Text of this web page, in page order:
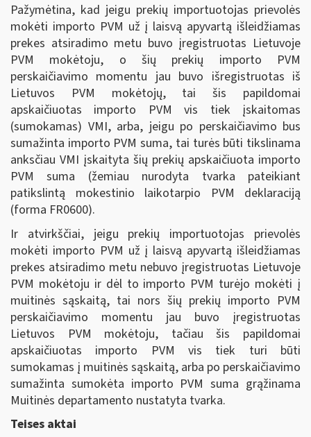
Pažymėtina, kad jeigu prekių importuotojas prievolės
mokėti importo PVM už į laisvą apyvartą išleidžiamas
prekes atsiradimo metu buvo įregistruotas Lietuvoje
PVM mokėtoju, o šių prekių importo PVM
perskaičiavimo momentu jau buvo išregistruotas iš
Lietuvos PVM mokėtojų, tai šis papildomai
apskaičiuotas importo PVM vis tiek įskaitomas
(sumokamas) VMI, arba, jeigu po perskaičiavimo bus
sumažinta importo PVM suma, tai turės būti tikslinama
anksčiau VMI įskaityta šių prekių apskaičiuota importo
PVM suma (žemiau nurodyta tvarka pateikiant
patikslintą mokestinio laikotarpio PVM deklaraciją
(forma FR0600).
Ir atvirkščiai, jeigu prekių importuotojas prievolės
mokėti importo PVM už į laisvą apyvartą išleidžiamas
prekes atsiradimo metu nebuvo įregistruotas Lietuvoje
PVM mokėtoju ir dėl to importo PVM turėjo mokėti į
muitinės sąskaitą, tai nors šių prekių importo PVM
perskaičiavimo momentu jau buvo įregistruotas
Lietuvos PVM mokėtoju, tačiau šis papildomai
apskaičiuotas importo PVM vis tiek turi būti
sumokamas į muitinės sąskaitą, arba po perskaičiavimo
sumažinta sumokėta importo PVM suma grąžinama
Muitinės departamento nustatyta tvarka.
Teises aktai